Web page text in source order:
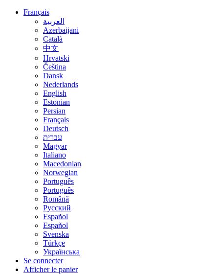
Français
العربية
Azerbaijani
Català
中文
Hrvatski
Čeština
Dansk
Nederlands
English
Estonian
Persian
Français
Deutsch
עברית
Magyar
Italiano
Macedonian
Norwegian
Português
Português
Română
Русский
Español
Español
Svenska
Türkçe
Українська
Se connecter
Afficher le panier